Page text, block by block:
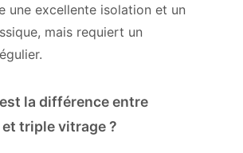
une excellente isolation et un
mais requiert un
la différence entre
triple vitrage ?